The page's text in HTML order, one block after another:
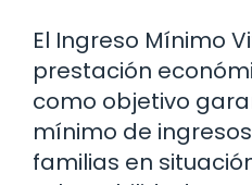
El Ingreso Mínimo
prestación
como objetivo
mínimo de
familias en